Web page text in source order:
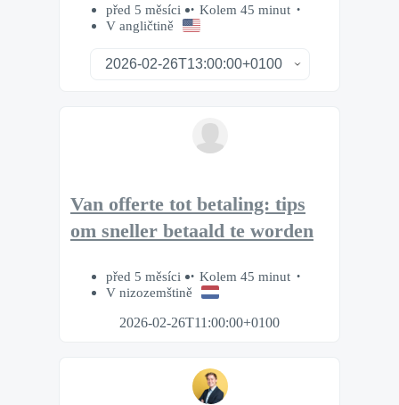
před 5 měsíci
Kolem 45 minut
V angličtině
Van offerte tot betaling: tips
om sneller betaald te worden
před 5 měsíci
Kolem 45 minut
V nizozemštině
2026-02-26T11:00:00+0100